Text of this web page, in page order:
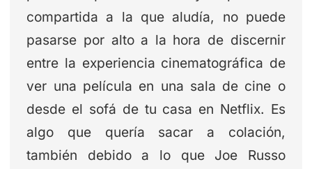
compartida a la que aludía, no puede
pasarse por alto a la hora de discernir
entre la experiencia cinematográfica de
ver una película en una sala de cine o
desde el sofá de tu casa en Netflix. Es
algo que quería sacar a colación,
también debido a lo que Joe Russo